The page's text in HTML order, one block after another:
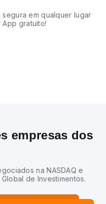
em qualquer lugar
gratuito!
empresas dos
na NASDAQ e
de Investimentos.